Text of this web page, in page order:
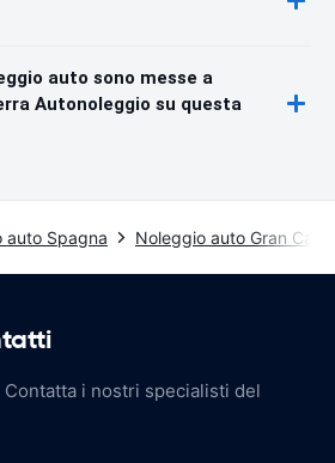
auto sono messe a
Autonoleggio su questa
auto Spagna Noleggio auto Gran
i nostri specialisti del